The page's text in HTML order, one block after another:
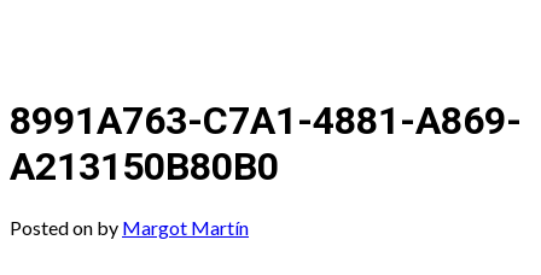
8991A763-C7A1-4881-A869-
A213150B80B0
Posted on by Margot Martín